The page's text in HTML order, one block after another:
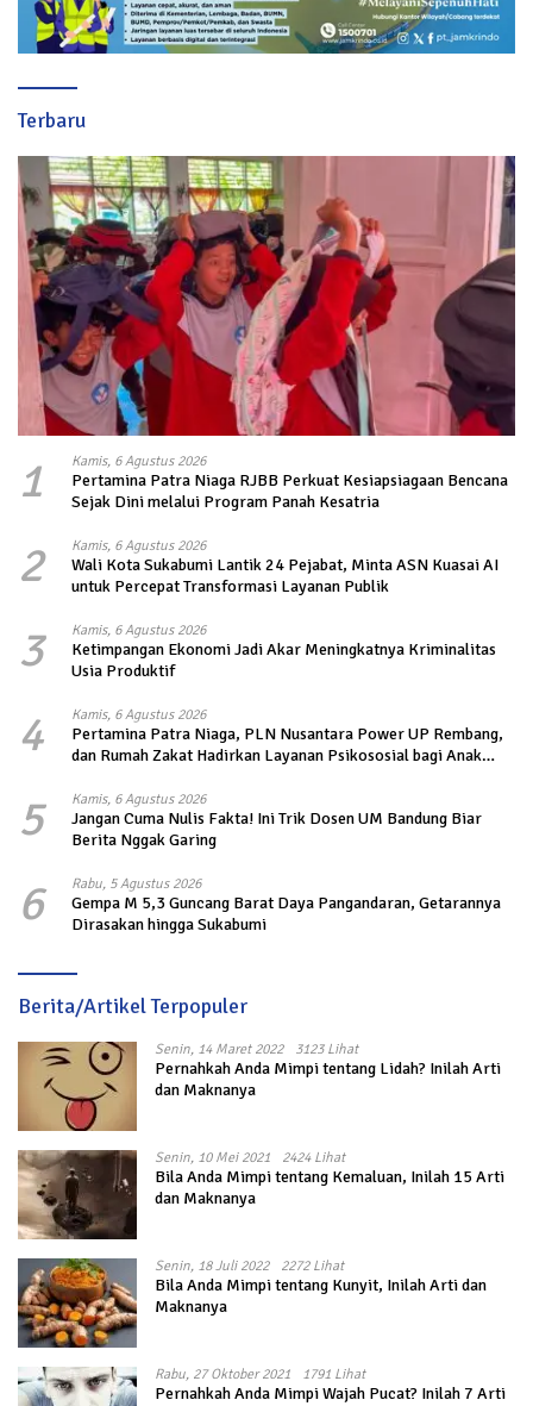
Terbaru
1 Kamis, 6 Agustus 2026
Pertamina Patra Niaga RJBB Perkuat Kesiapsiagaan Bencana
Sejak Dini melalui Program Panah Kesatria
2 Kamis, 6 Agustus 2026
Wali Kota Sukabumi Lantik 24 Pejabat, Minta ASN Kuasai AI
untuk Percepat Transformasi Layanan Publik
3 Kamis, 6 Agustus 2026
Ketimpangan Ekonomi Jadi Akar Meningkatnya Kriminalitas
Usia Produktif
4 Kamis, 6 Agustus 2026
Pertamina Patra Niaga, PLN Nusantara Power UP Rembang,
dan Rumah Zakat Hadirkan Layanan Psikososial bagi Anak
5 Kamis, 6 Agustus 2026
Jangan Cuma Nulis Fakta! Ini Trik Dosen UM Bandung Biar
Berita Nggak Garing
6 Rabu, 5 Agustus 2026
Gempa M 5,3 Guncang Barat Daya Pangandaran, Getarannya
Dirasakan hingga Sukabumi
Berita/Artikel Terpopuler
Senin, 14 Maret 2022 3123 Lihat
Pernahkah Anda Mimpi tentang Lidah? Inilah Arti
dan Maknanya
Senin, 10 Mei 2021 2424 Lihat
Bila Anda Mimpi tentang Kemaluan, Inilah 15 Arti
dan Maknanya
Senin, 18 Juli 2022 2272 Lihat
Bila Anda Mimpi tentang Kunyit, Inilah Arti dan
Maknanya
Rabu, 27 Oktober 2021 1791 Lihat
Pernahkah Anda Mimpi Wajah Pucat? Inilah 7 Arti